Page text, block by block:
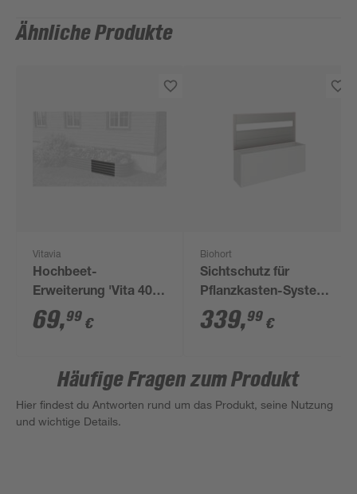
Ähnliche Produkte
Vitavia
Hochbeet-
Erweiterung 'Vita 401
Stretched' 80 x 40 cm
schwarz
69,99 €
Biohort
Sichtschutz für
Pflanzkasten-System
'Belvedere' quarzgrau
Gr. 200
339,99 €
Häufige Fragen zum Produkt
Hier findest du Antworten rund um das Produkt, seine Nutzung
und wichtige Details.